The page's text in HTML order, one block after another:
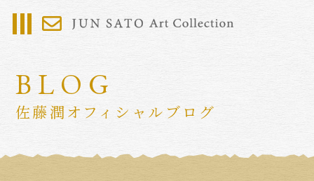
BLOG
佐藤潤オフィシャルブログ